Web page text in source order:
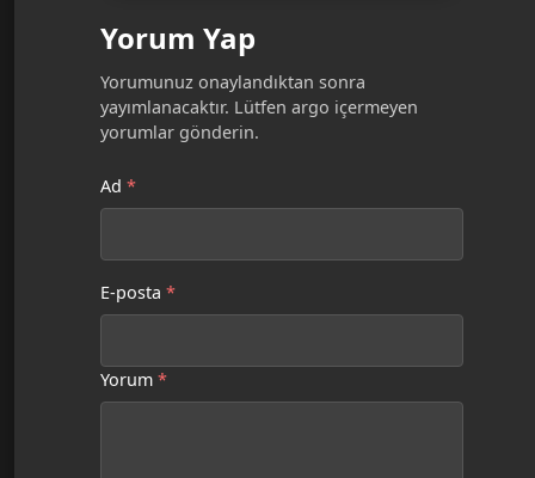
Yorum Yap
Yorumunuz onaylandıktan sonra
yayımlanacaktır. Lütfen argo içermeyen
yorumlar gönderin.
Ad *
E-posta *
Yorum *